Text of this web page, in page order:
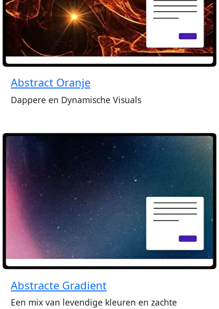
Abstract Oranje
Dappere en Dynamische Visuals
Abstracte Gradient
Een mix van levendige kleuren en zachte